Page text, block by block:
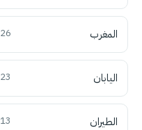
المغرب 26
اليابان 23
الطيران 13